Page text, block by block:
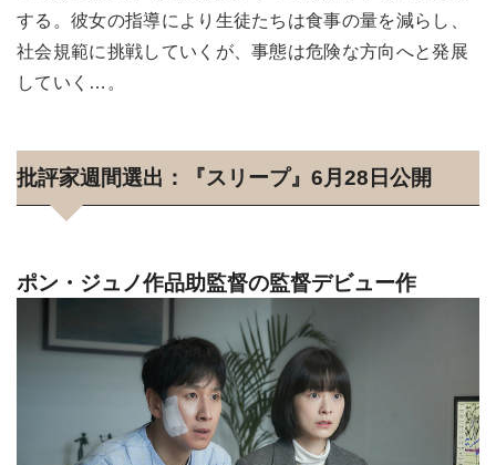
する。彼女の指導により生徒たちは食事の量を減らし、
社会規範に挑戦していくが、事態は危険な方向へと発展
していく…。
批評家週間選出：『スリープ』6月28日公開
ポン・ジュノ作品助監督の監督デビュー作